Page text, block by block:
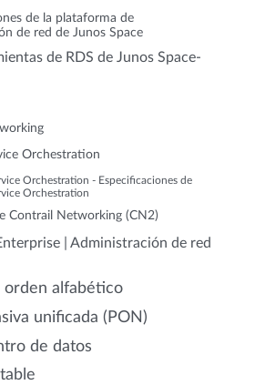
de la plataforma de
de red de Junos Space
de RDS de Junos Space-
Orchestration
Orchestration - Especificaciones de
Orchestration
Contrail Networking (CN2)
| Administración de red
orden alfabético
unificada (PON)
de datos